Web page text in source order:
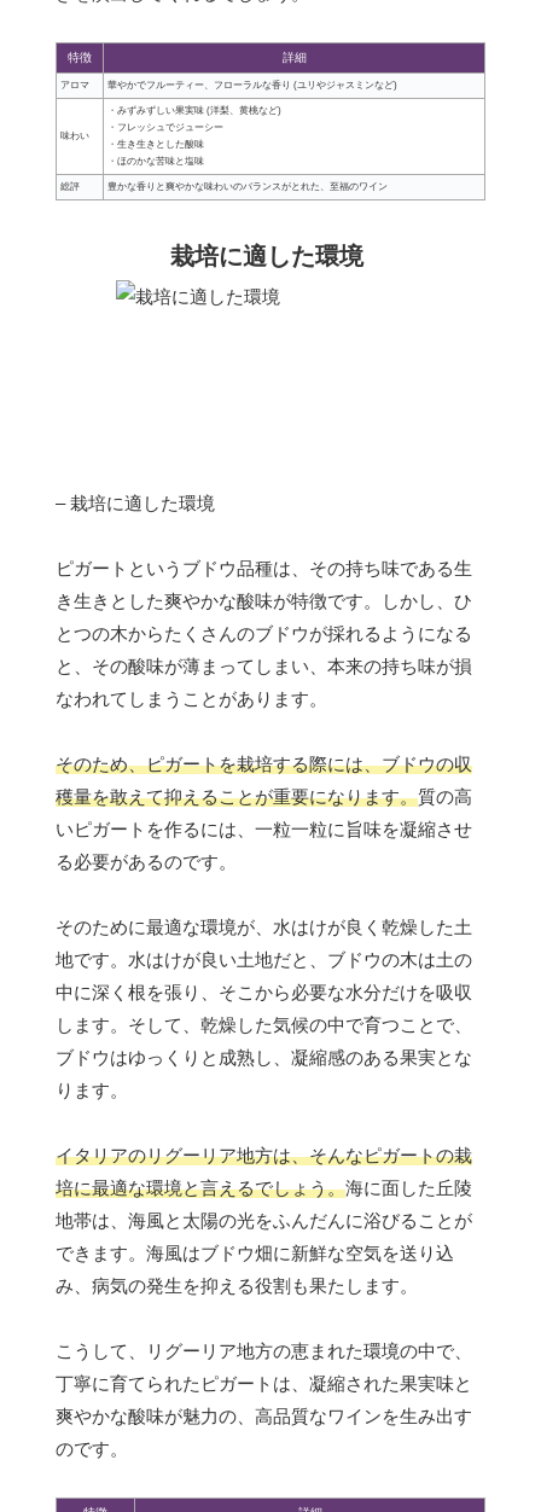
特徴 詳細
アロマ 華やかでフルーティー、フローラルな香り (ユリやジャスミンなど)
味わい
・みずみずしい果実味 (洋梨、黄桃など)
・フレッシュでジューシー
・生き生きとした酸味
・ほのかな苦味と塩味
総評 豊かな香りと爽やかな味わいのバランスがとれた、至福のワイン
栽培に適した環境
– 栽培に適した環境
ピガートというブドウ品種は、その持ち味である生
き生きとした爽やかな酸味が特徴です。しかし、ひ
とつの木からたくさんのブドウが採れるようになる
と、その酸味が薄まってしまい、本来の持ち味が損
なわれてしまうことがあります。
そのため、ピガートを栽培する際には、ブドウの収
穫量を敢えて抑えることが重要になります。質の高
いピガートを作るには、一粒一粒に旨味を凝縮させ
る必要があるのです。
そのために最適な環境が、水はけが良く乾燥した土
地です。水はけが良い土地だと、ブドウの木は土の
中に深く根を張り、そこから必要な水分だけを吸収
します。そして、乾燥した気候の中で育つことで、
ブドウはゆっくりと成熟し、凝縮感のある果実とな
ります。
イタリアのリグーリア地方は、そんなピガートの栽
培に最適な環境と言えるでしょう。海に面した丘陵
地帯は、海風と太陽の光をふんだんに浴びることが
できます。海風はブドウ畑に新鮮な空気を送り込
み、病気の発生を抑える役割も果たします。
こうして、リグーリア地方の恵まれた環境の中で、
丁寧に育てられたピガートは、凝縮された果実味と
爽やかな酸味が魅力の、高品質なワインを生み出す
のです。